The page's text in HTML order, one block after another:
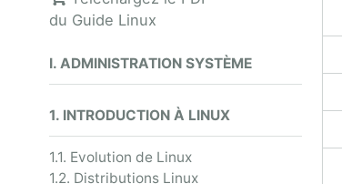
du Guide Linux
I. ADMINISTRATION SYSTÈME
1. INTRODUCTION À LINUX
1.1. Evolution de Linux
1.2. Distributions Linux